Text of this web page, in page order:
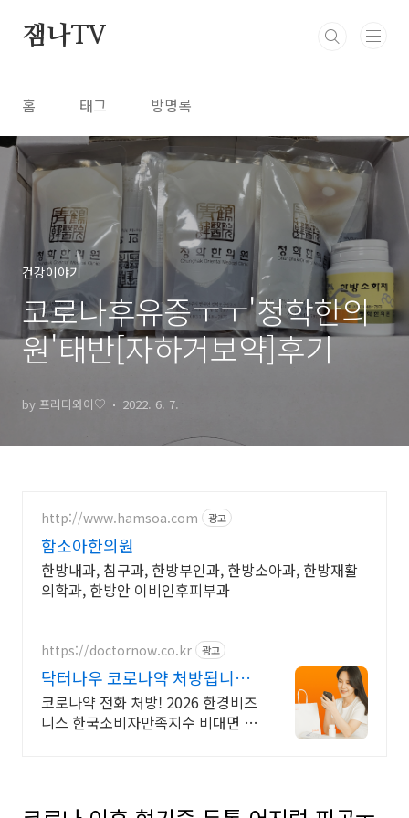
잼나TV
홈 태그 방명록
건강이야기
코로나후유증ㅜㅜ'청학한의
원'태반[자하거보약]후기
by 프리디와이♡ 2022. 6. 7.
http://www.hamsoa.com 광고
함소아한의원
한방내과, 침구과, 한방부인과, 한방소아과, 한방재활
의학과, 한방안 이비인후피부과
https://doctornow.co.kr 광고
닥터나우 코로나약 처방됩니다
365일 24시간 진료가능
코로나약 전화 처방! 2026 한경비즈
니스 한국소비자만족지수 비대면 진